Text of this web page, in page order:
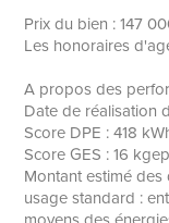
Prix du bien : 147
Les honoraires
A propos des
Date de réalisation
Score DPE : 418
Score GES : 16
Montant estimé
usage standard :